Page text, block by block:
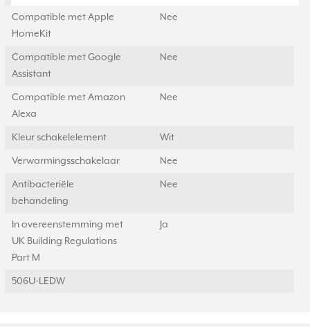
Compatible met Apple
HomeKit
Nee
Compatible met Google
Assistant
Nee
Compatible met Amazon
Alexa
Nee
Kleur schakelelement Wit
Verwarmingsschakelaar Nee
Antibacteriële
behandeling
Nee
In overeenstemming met
UK Building Regulations
Part M
Ja
506U-LEDW